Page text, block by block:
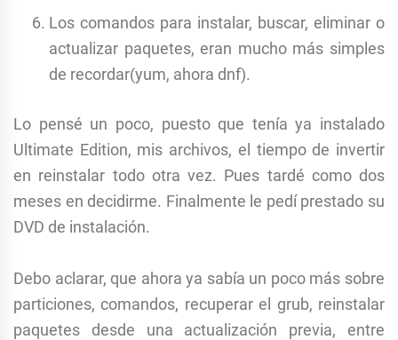
Los comandos para instalar, buscar, eliminar o
actualizar paquetes, eran mucho más simples
de recordar(yum, ahora dnf).
Lo pensé un poco, puesto que tenía ya instalado
Ultimate Edition, mis archivos, el tiempo de invertir
en reinstalar todo otra vez. Pues tardé como dos
meses en decidirme. Finalmente le pedí prestado su
DVD de instalación.
Debo aclarar, que ahora ya sabía un poco más sobre
particiones, comandos, recuperar el grub, reinstalar
paquetes desde una actualización previa, entre